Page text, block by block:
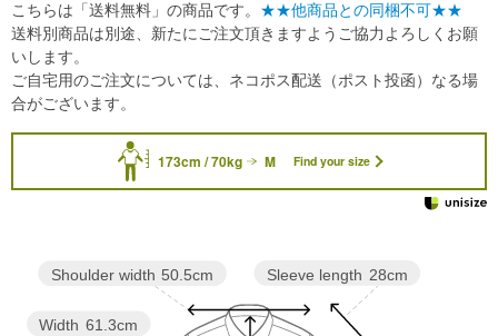
173cm / 70kg M Find your size
Sleeve length 28cm
Width 61.3cm
Shoulder width 50.5cm
こちらは「送料無料」の商品です。 ★★他商品との同梱不可★★
送料別商品は別途、新たにご注文頂きますようご協力よろしくお願
いします。
ご自宅用のご注文については、ネコポス配送（ポスト投函）なる場
合がございます。